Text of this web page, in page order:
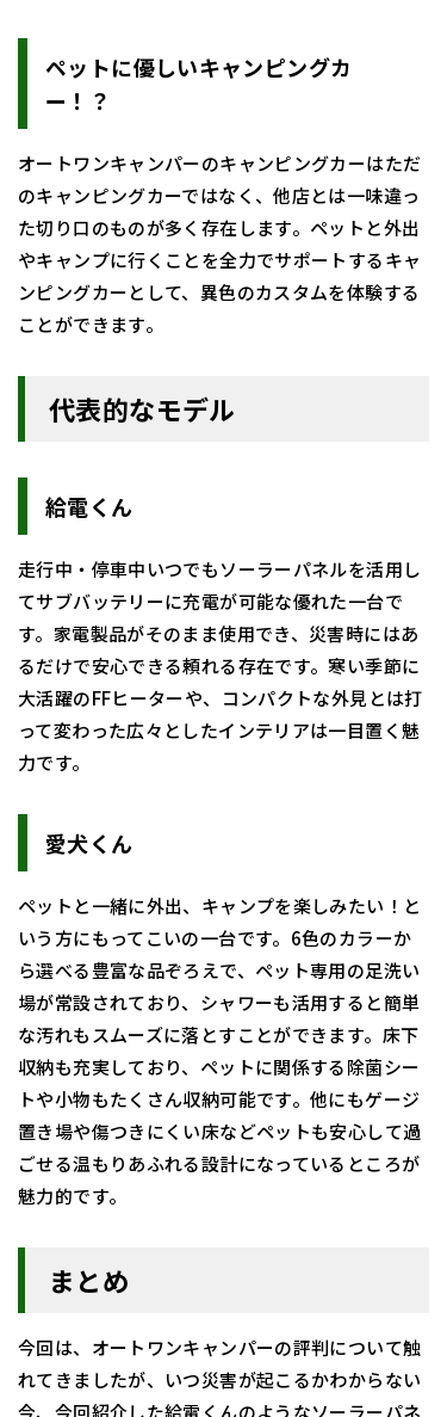
ペットに優しいキャンピングカ
ー！？
オートワンキャンパーのキャンピングカーはただ
のキャンピングカーではなく、他店とは一味違っ
た切り口のものが多く存在します。ペットと外出
やキャンプに行くことを全力でサポートするキャ
ンピングカーとして、異色のカスタムを体験する
ことができます。
代表的なモデル
給電くん
走行中・停車中いつでもソーラーパネルを活用し
てサブバッテリーに充電が可能な優れた一台で
す。家電製品がそのまま使用でき、災害時にはあ
るだけで安心できる頼れる存在です。寒い季節に
大活躍のFFヒーターや、コンパクトな外見とは打
って変わった広々としたインテリアは一目置く魅
力です。
愛犬くん
ペットと一緒に外出、キャンプを楽しみたい！と
いう方にもってこいの一台です。6色のカラーか
ら選べる豊富な品ぞろえで、ペット専用の足洗い
場が常設されており、シャワーも活用すると簡単
な汚れもスムーズに落とすことができます。床下
収納も充実しており、ペットに関係する除菌シー
トや小物もたくさん収納可能です。他にもゲージ
置き場や傷つきにくい床などペットも安心して過
ごせる温もりあふれる設計になっているところが
魅力的です。
まとめ
今回は、オートワンキャンパーの評判について触
れてきましたが、いつ災害が起こるかわからない
今、今回紹介した給電くんのようなソーラーパネ